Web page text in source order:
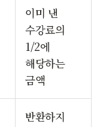
이미 낸
수강료의
1/2에
해당하는
금액
반환하지